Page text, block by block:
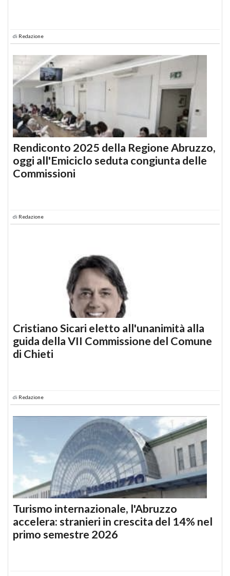
di Redazione
Rendiconto 2025 della Regione Abruzzo,
oggi all'Emiciclo seduta congiunta delle
Commissioni
di Redazione
Cristiano Sicari eletto all'unanimità alla
guida della VII Commissione del Comune
di Chieti
di Redazione
Turismo internazionale, l'Abruzzo
accelera: stranieri in crescita del 14% nel
primo semestre 2026